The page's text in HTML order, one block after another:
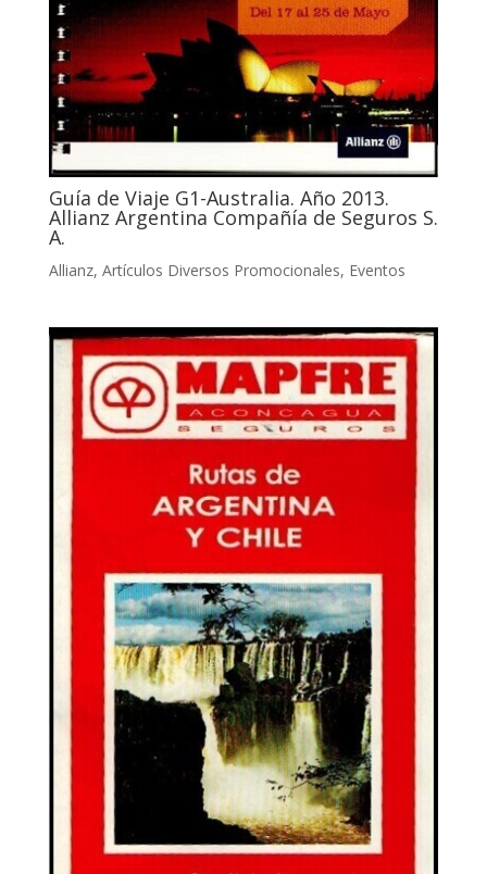
Guía de Viaje G1-Australia. Año 2013.
Allianz Argentina Compañía de Seguros S.
A.
Allianz, Artículos Diversos Promocionales, Eventos